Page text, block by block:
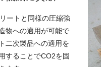
ートと同様の圧縮強
物への適用が可能で
二次製品への適用を
することでCO2を固